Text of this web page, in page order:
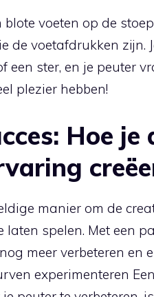
voeten op de
de voetafdrukken zijn.
een ster, en je peuter
plezier hebben!
Hoe je
manier om de
laten spelen. Met een
meer verbeteren en
experimenteren